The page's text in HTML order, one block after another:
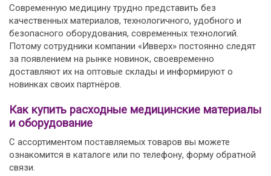
Современную медицину трудно представить без
качественных материалов, технологичного, удобного и
безопасного оборудования, современных технологий.
Потому сотрудники компании «Ивверх» постоянно следят
за появлением на рынке новинок, своевременно
доставляют их на оптовые склады и информируют о
новинках своих партнёров.
Как купить расходные медицинские материалы
и оборудование
С ассортиментом поставляемых товаров вы можете
ознакомится в каталоге или по телефону, форму обратной
связи.